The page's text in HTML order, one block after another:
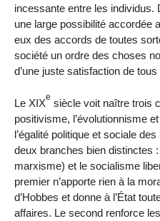
incessante entre les individus.
une large possibilité accordée
eux des accords de toutes
société un ordre des choses
d’une juste satisfaction de
Le XIXe siècle voit naître trois
positivisme, l’évolutionnisme
l’égalité politique et sociale
deux branches bien distinctes
marxisme) et le socialisme
premier n’apporte rien à la
d’Hobbes et donne à l’État
affaires. Le second renforce